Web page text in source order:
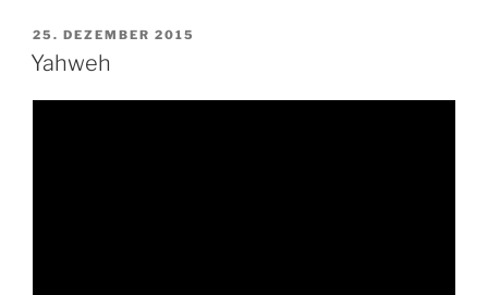
interreligiösen
Dialog
VERÖFFENTLICHT
AM
25. DEZEMBER 2015
Yahweh